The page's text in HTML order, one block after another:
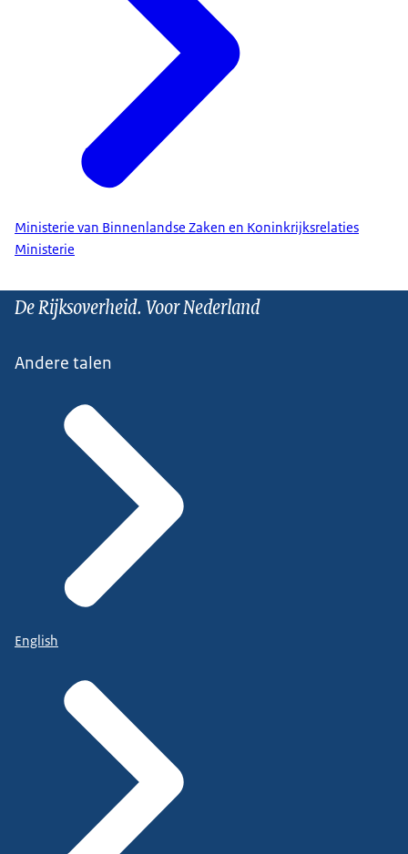
Ministerie van Binnenlandse Zaken en Koninkrijksrelaties
Ministerie
De Rijksoverheid. Voor Nederland
Andere talen
English